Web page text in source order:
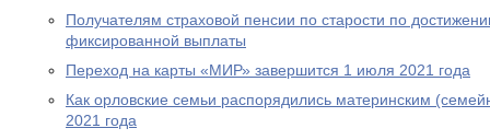
Получателям страховой пенсии по старости по
фиксированной выплаты
Переход на карты «МИР» завершится 1 июля 2021 года
Как орловские семьи распорядились материнским
2021 года